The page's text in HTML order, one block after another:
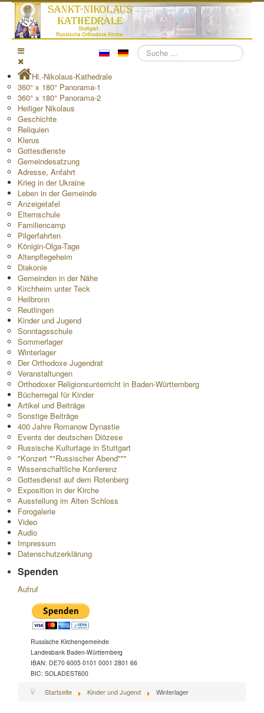
Suchen
Hl.-Nikolaus-Kathedrale
360° x 180° Panorama-1
360° x 180° Panorama-2
Heiliger Nikolaus
Geschichte
Reliquien
Klerus
Gottesdienste
Gemeindesatzung
Adresse, Anfahrt
Krieg in der Ukraine
Leben in der Gemeinde
Anzeigetafel
Elternschule
Familiencamp
Pilgerfahrten
Königin-Olga-Tage
Altenpflegeheim
Diakonie
Gemeinden in der Nähe
Kirchheim unter Teck
Heilbronn
Reutlingen
Kinder und Jugend
Sonntagsschule
Sommerlager
Winterlager
Der Orthodoxe Jugendrat
Veranstaltungen
Orthodoxer Religionsunterricht in Baden-Württemberg
Bücherregal für Kinder
Artikel und Beiträge
Sonstige Beiträge
400 Jahre Romanow Dynastie
Events der deutschen Diözese
Russische Kulturtage in Stuttgart
"Konzert ""Russischer Abend"""
Wissenschaftliche Konferenz
Gottesdienst auf dem Rotenberg
Exposition in der Kirche
Ausstellung im Alten Schloss
Forogalerie
Video
Audio
Impressum
Datenschutzerklärung
Spenden
Aufruf
Russische Kirchengemeinde
Landesbank Baden-Württemberg
IBAN: DE70 6005 0101 0001 2801 66
BIC: SOLADEST600
Startseite Kinder und Jugend Winterlager